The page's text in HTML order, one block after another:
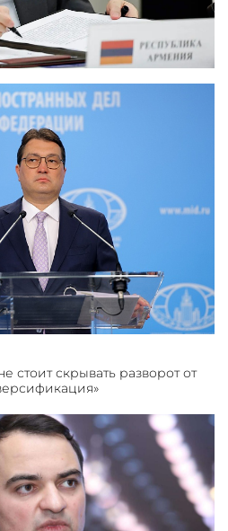
скрывать разворот от